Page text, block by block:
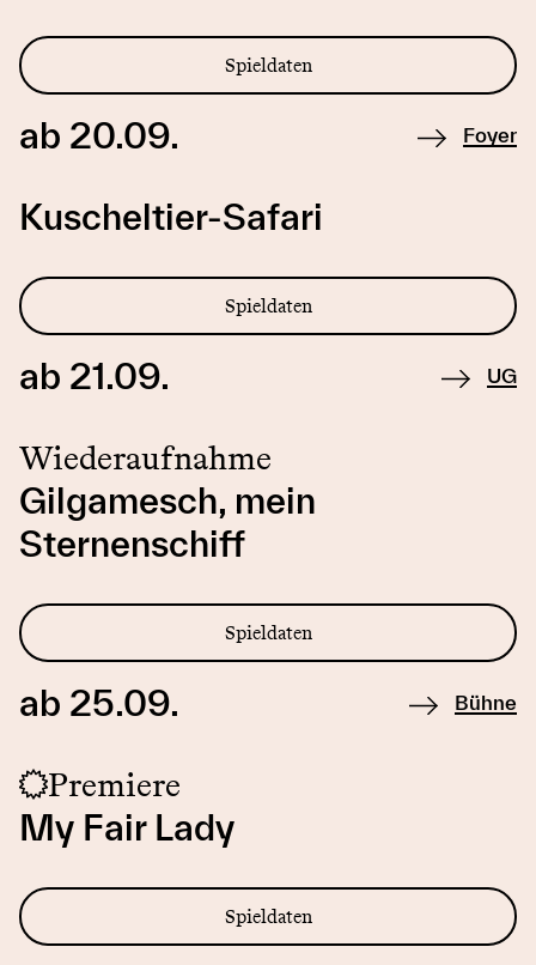
Spieldaten
ab 20.09. Foyer
Kuscheltier-Safari
Spieldaten
ab 21.09. UG
Wiederaufnahme
Gilgamesch, mein
Sternenschiff
Spieldaten
ab 25.09. Bühne
Premiere
My Fair Lady
Spieldaten